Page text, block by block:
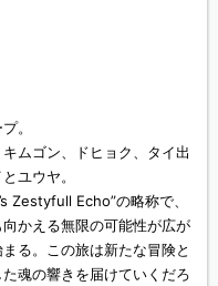
。
ムゴン、ドヒョク、タイ出
ユウヤ。
Zestyfull Echo”の略称で、
かえる無限の可能性が広が
る。この旅は新たな冒険と
魂の響きを届けていくだろ